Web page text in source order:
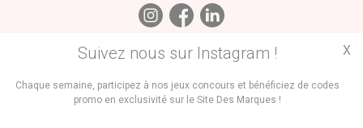
Suivez nous sur Instagram !
Chaque semaine, participez à nos jeux concours et bénéficiez de codes
promo en exclusivité sur le Site Des Marques !
X
Trouvez des
Promos Marques Boutiques